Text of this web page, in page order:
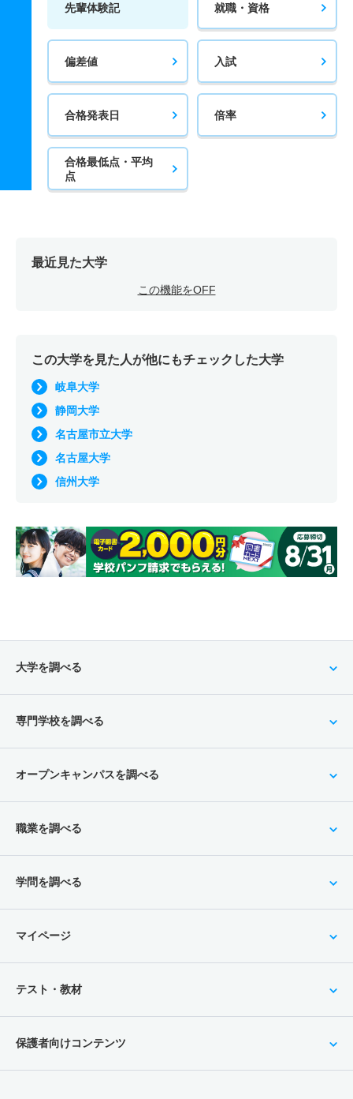
先輩体験記 就職・資格
偏差値 入試
合格発表日 倍率
合格最低点・平均
点
最近見た大学
この機能をOFF
この大学を見た人が他にもチェックした大学
岐阜大学
静岡大学
名古屋市立大学
名古屋大学
信州大学
大学を調べる
専門学校を調べる
オープンキャンパスを調べる
職業を調べる
学問を調べる
マイページ
テスト・教材
保護者向けコンテンツ